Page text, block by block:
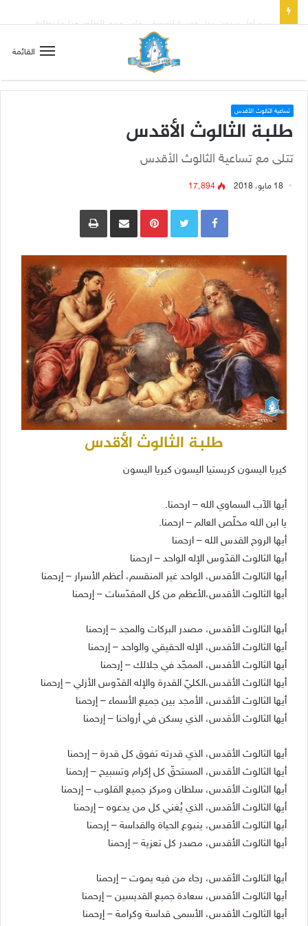
القائمة
تساعية الثالوث الأقدس
طلبة الثالوث الأقدس
تتلى مع تساعية الثالوث الأقدس
18 مايو، 2018 17٬894
Pinterestمشاركة عبر البريد طباعة
طلبة الثالوث الأقدس
كيريا اليسون كريستيا اليسون كيريا اليسون
أيها الآب السماوي الله – ارحمنا.
يا ابن الله مخلّص العالم – ارحمنا.
أيها الروح القدس الله – ارحمنا
أيها الثالوث القدّوس الإله الواحد – ارحمنا
أيها الثالوث الأقدس، الواحد غير المنقسم، أعظم الأسرار – إرحمنا
أيها الثالوث الأقدس،الأعظم من كل المقدّسات – إرحمنا
أيها الثالوث الأقدس، مصدر البركات والمجد – إرحمنا
أيها الثالوث الأقدس، الإله الحقيقي والواحد – إرحمنا
أيها الثالوث الأقدس، الممجّد في جلالك – إرحمنا
أيها الثالوث الأقدس،الكليّ القدرة والإله القدّوس الأزلي – إرحمنا
أيها الثالوث الأقدس، الأمجد بين جميع الأسماء – إرحمنا
أيها الثالوث الأقدس، الذي يسكن في أرواحنا – إرحمنا
أيها الثالوث الأقدس، الذي قدرته تفوق كل قدرة – إرحمنا
أيها الثالوث الأقدس، المستحقّ كل إكرام وتسبيح – إرحمنا
أيها الثالوث الأقدس، سلطان ومركز جميع القلوب – إرحمنا
أيها الثالوث الأقدس، الذي يُغني كل من يدعوه – إرحمنا
أيها الثالوث الأقدس، ينبوع الحياة والقداسة – إرحمنا
أيها الثالوث الأقدس، مصدر كل تعزية – إرحمنا
أيها الثالوث الأقدس، رجاء من فيه يموت – إرحمنا
أيها الثالوث الأقدس، سعادة جميع القديسين – إرحمنا
أيها الثالوث الأقدس، الأسمى قداسة وكرامة – إرحمنا